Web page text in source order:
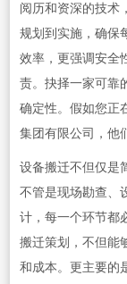
阅历和资深的技术
规划到实施，确保
效率，更强调安全
责。抉择一家可靠
确定性。假如您正
集团有限公司，他
设备搬迁不但仅是
不管是现场勘查、
计，每一个环节都
搬迁策划，不但能
和成本。更主要的